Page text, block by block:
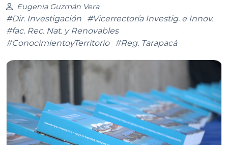
Eugenia Guzmán Vera
#Dir. Investigación
#Vicerrectoría Investig. e Innov.
#fac. Rec. Nat. y Renovables
#ConocimientoyTerritorio
#Reg. Tarapacá